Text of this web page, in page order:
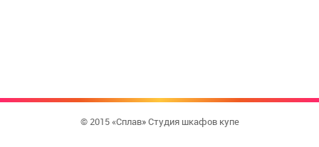
© 2015 «Сплав» Студия шкафов купе